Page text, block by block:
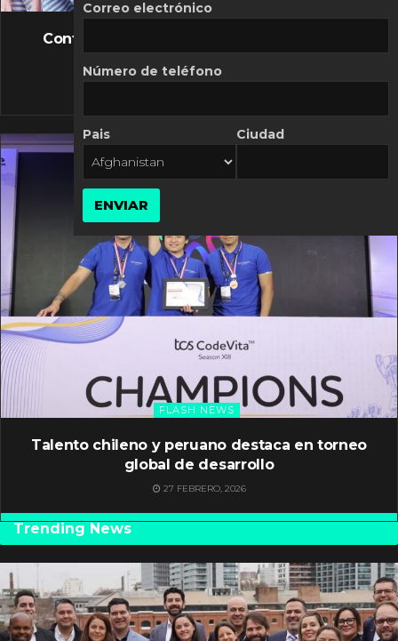
FLASH NEWS
Controversia de Mercado Libre por costos
10 MARZO, 2026
FLASH NEWS
Talento chileno y peruano destaca en torneo
global de desarrollo
27 FEBRERO, 2026
Trending News
Correo electrónico
Número de teléfono
Pais Ciudad
ENVIAR